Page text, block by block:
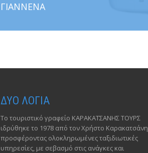
ΓΙΑΝΝΕΝΑ
ΔΥΟ ΛΟΓΙΑ
Το τουριστικό γραφείο ΚΑΡΑΚΑΤΣΑΝΗΣ ΤΟΥΡΣ
ιδρύθηκε το 1978 από τον Χρήστο Καρακατσάνη
προσφέροντας ολοκληρωμένες ταξιδιωτικές
υπηρεσίες, με σεβασμό στις ανάγκες και